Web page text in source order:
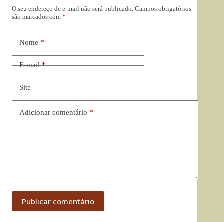
O seu endereço de e-mail não será publicado. Campos obrigatórios
são marcados com *
Nome*
E-mail*
Site
Adicionar comentário *
Publicar comentário